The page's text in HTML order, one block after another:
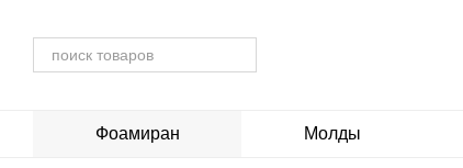
Фоамиран Молды